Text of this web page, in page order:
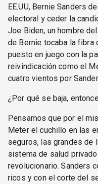
EE.UU, Bernie Sanders
electoral y ceder la
Joe Biden, un hombre
de Bernie tocaba la
puesto en juego con la
reivindicación como el
cuatro vientos por
¿Por qué se baja,
Pensamos que por el
Meter el cuchillo en las
seguros, las grandes de
sistema de salud
revolucionario. Sanders
ricos y con el corte del